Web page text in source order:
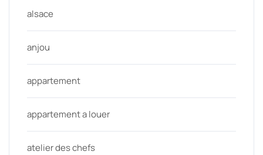
alsace
anjou
appartement
appartement a louer
atelier des chefs